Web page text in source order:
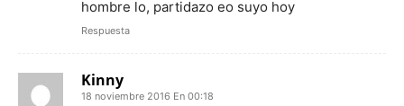
hombre lo, partidazo eo suyo hoy
Respuesta
Kinny
18 noviembre 2016 En 00:18